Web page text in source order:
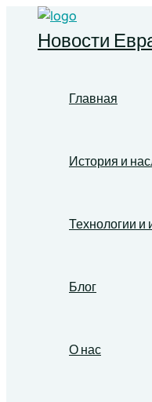
Перейти
содержимому
Новости
Главная
История и
Технологии и
Блог
О нас